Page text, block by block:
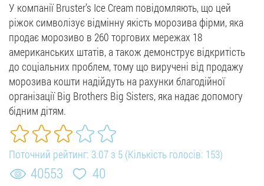
У компанії Bruster’s Ice Cream повідомляють, що цей
ріжок символізує відмінну якість морозива фірми, яка
продає морозиво в 260 торгових мережах 18
американських штатів, а також демонструє відкритість
до соціальних проблем, тому що виручені від продажу
морозива кошти надійдуть на рахунки благодійної
організації Big Brothers Big Sisters, яка надає допомогу
бідним дітям.
Поточний рейтинг: 3.07 з 5 (Кількість голосів: 153)
40553 40